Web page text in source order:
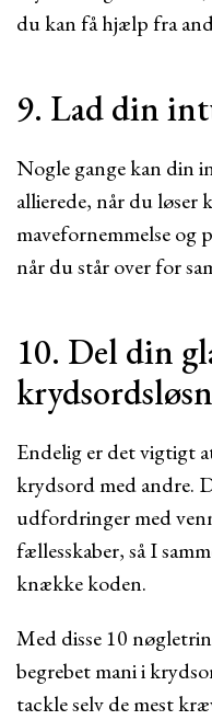
du kan få hjælp fra
9. Lad din
Nogle gange kan din
allierede, når du
mavefornemmelse og
når du står over for
10. Del din
Endelig er det vigtigt
krydsord med andre.
udfordringer med
fællesskaber, så I
knække koden.
Med disse 10
begrebet mani i
tackle selv de mest